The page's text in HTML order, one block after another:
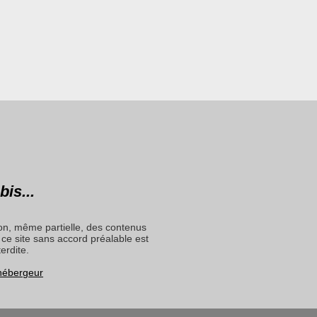
même partielle, des contenus
site sans accord préalable est